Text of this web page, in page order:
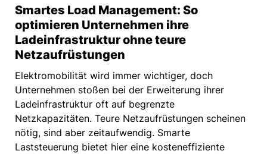
Smartes Load Management: So
optimieren Unternehmen ihre
Ladeinfrastruktur ohne teure
Netzaufrüstungen
Elektromobilität wird immer wichtiger, doch
Unternehmen stoßen bei der Erweiterung ihrer
Ladeinfrastruktur oft auf begrenzte
Netzkapazitäten. Teure Netzaufrüstungen scheinen
nötig, sind aber zeitaufwendig. Smarte
Laststeuerung bietet hier eine kosteneffiziente